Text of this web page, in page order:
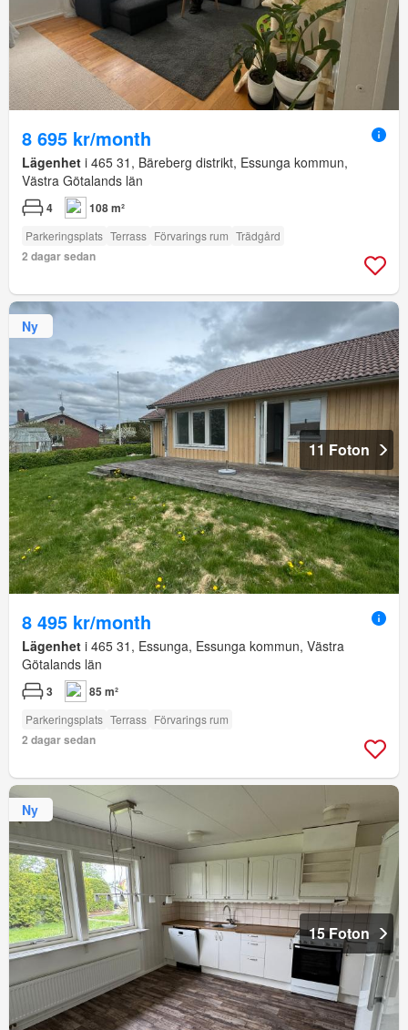
8 695 kr/month
Lägenhet i 465 31, Bäreberg distrikt, Essunga kommun,
Västra Götalands län
4 108 m²
Parkeringsplats Terrass Förvarings rum Trädgård
2 dagar sedan
Ny
11 Foton
8 495 kr/month
Lägenhet i 465 31, Essunga, Essunga kommun, Västra
Götalands län
3 85 m²
Parkeringsplats Terrass Förvarings rum
2 dagar sedan
Ny
15 Foton